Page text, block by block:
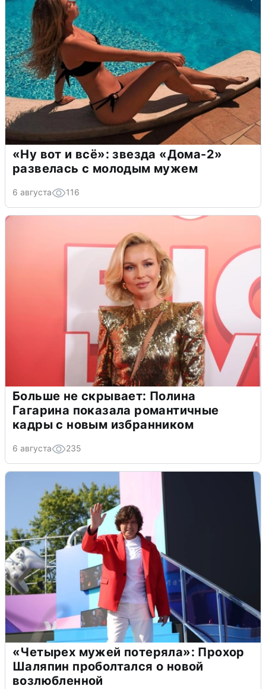
«Ну вот и всё»: звезда «Дома-2»
развелась с молодым мужем
6 августа 116
Больше не скрывает: Полина
Гагарина показала романтичные
кадры с новым избранником
6 августа 235
«Четырех мужей потеряла»: Прохор
Шаляпин проболтался о новой
возлюбленной